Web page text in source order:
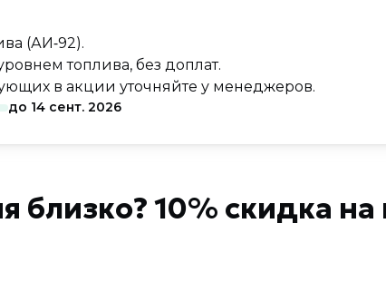
(АИ‑92).
топлива, без доплат.
в акции уточняйте у менеджеров.
до 14 сент. 2026
близко? 10% скидка на